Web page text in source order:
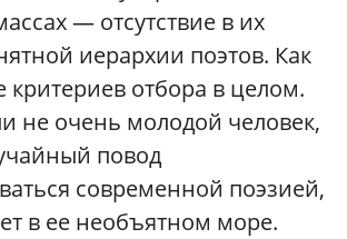
— отсутствие в их
иерархии поэтов. Как
критериев отбора в целом.
не очень молодой человек,
повод
современной поэзией,
в ее необъятном море.